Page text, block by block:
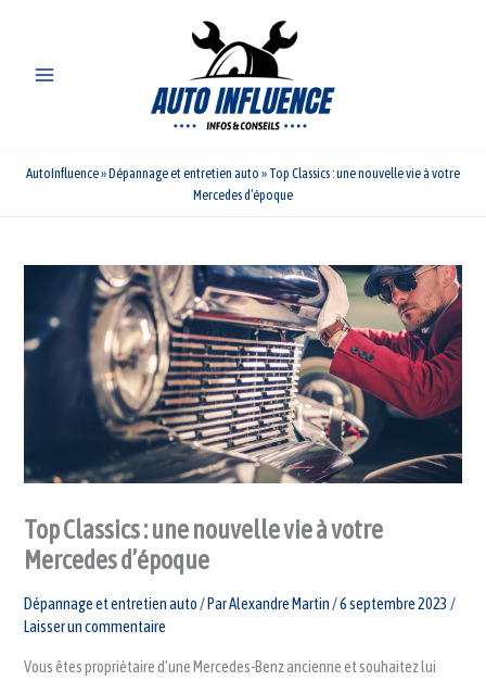
AutoInfluence»Dépannage et entretien auto » Top Classics : une nouvelle vie à votre
Mercedes d’époque
Top Classics : une nouvelle vie à votre
Mercedes d’époque
Dépannage et entretien auto / ParAlexandre Martin /6 septembre 2023 /
Laisser un commentaire
Vous êtes propriétaire d’une Mercedes-Benz ancienne et souhaitez lui